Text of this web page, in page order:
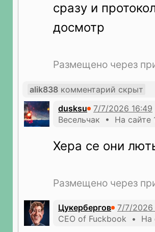
сразу и
досмотр
Размещено через
alik838 комментарий скрыт
dusksu
Весельчак • На сайте
Хера се они
Размещено через
Цукербергов
CEO of Fuckbook • На